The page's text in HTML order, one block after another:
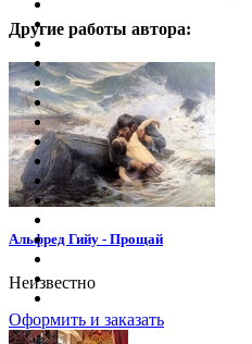
Другие работы автора:
Альфред Гийу - Прощай
Неизвестно
Оформить и заказать